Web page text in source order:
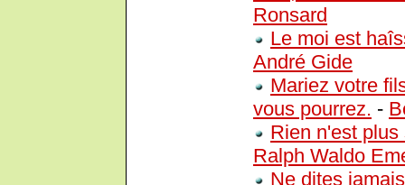
Ronsard
Le moi est
André Gide
Mariez votre
vous pourrez. -
Rien n'est
Ralph Waldo
Ne dites